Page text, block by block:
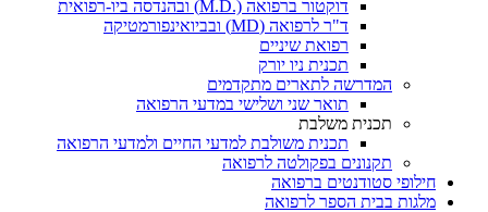
דוקטור ברפואה (.M.D) ובהנדסה ביו-רפואית
ד"ר לרפואה (MD) ובביואינפורמטיקה
רפואת שיניים
תכנית ניו יורק
המדרשה לתארים מתקדמים
תואר שני ושלישי במדעי הרפואה
תכנית משלבת
תכנית משולבת למדעי החיים ולמדעי הרפואה
תקנונים בפקולטה לרפואה
חילופי סטודנטים ברפואה
מלגות בבית הספר לרפואה